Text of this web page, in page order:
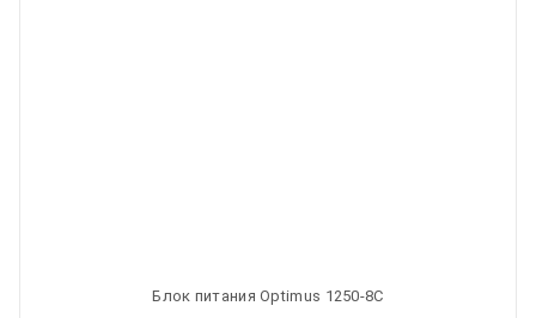
Блок питания Optimus 1250-8C